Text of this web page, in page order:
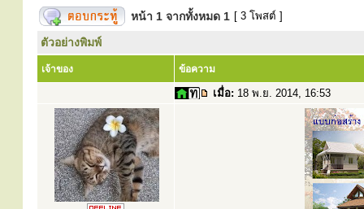
หน้า 1 จากทั้งหมด 1 [ 3 โพสต์ ]
ตัวอย่างพิมพ์
เจ้าของ ข้อความ
เมื่อ: 18 พ.ย. 2014, 16:53